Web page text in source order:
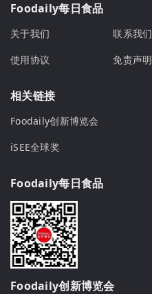
Foodaily每日食品
关于我们 联系我们
使用协议
免责声明
相关链接
Foodaily创新博览会
iSEE全球奖
Foodaily每日食品
Foodaily创新博览会